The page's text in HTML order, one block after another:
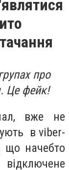
про
Це фейк!
вже не
в viber-
що начебто